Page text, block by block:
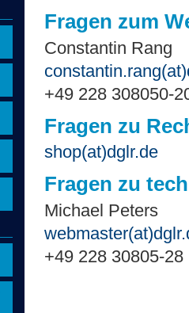
Fragen zum
Constantin Rang
constantin.rang(at)
+49 228 308050-
Fragen zu
shop(at)dglr.de
Fragen zu
Michael Peters
webmaster(at)
+49 228 30805-28